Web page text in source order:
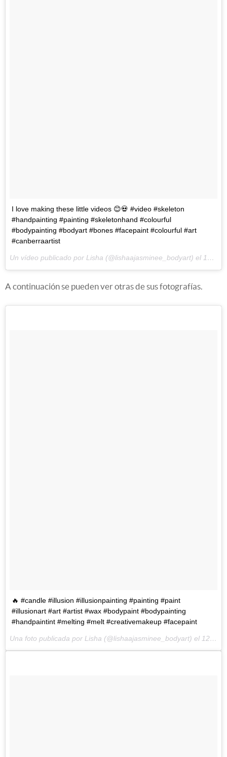
I love making these little videos 😊💀 #video #skeleton
#handpainting #painting #skeletonhand #colourful
#bodypainting #bodyart #bones #facepaint #colourful #art
#canberraartist
Un vídeo publicado por Lisha (@lishaajasminee_bodyart) el 13 de May de 2016 a la(s) 4:30 PDT
A continuación se pueden ver otras de sus fotografías.
🔥 #candle #illusion #illusionpainting #painting #paint
#illusionart #art #artist #wax #bodypaint #bodypainting
#handpaintint #melting #melt #creativemakeup #facepaint
Una foto publicada por Lisha (@lishaajasminee_bodyart) el 12 de Jun de 2016 a la(s) 11:09 PDT